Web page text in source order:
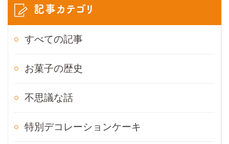
記事カテゴリ
すべての記事
お菓子の歴史
不思議な話
特別デコレーションケーキ